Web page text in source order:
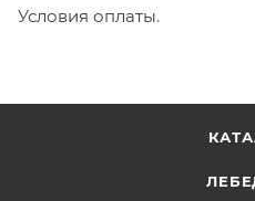
Условия оплаты.